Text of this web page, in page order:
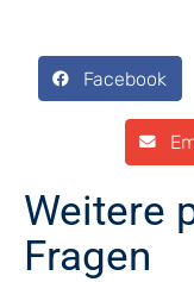
Facebook
Weitere
Fragen